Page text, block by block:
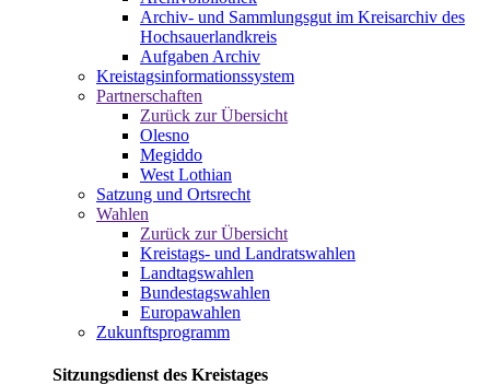
Archiv- und Sammlungsgut im Kreisarchiv des
Hochsauerlandkreis
Aufgaben Archiv
Kreistagsinformationssystem
Partnerschaften
Zurück zur Übersicht
Olesno
Megiddo
West Lothian
Satzung und Ortsrecht
Wahlen
Zurück zur Übersicht
Kreistags- und Landratswahlen
Landtagswahlen
Bundestagswahlen
Europawahlen
Zukunftsprogramm
Sitzungsdienst des Kreistages